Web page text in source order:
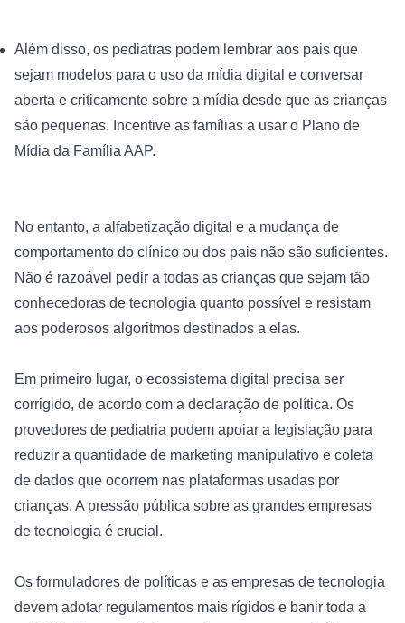
Além disso, os pediatras podem lembrar aos pais que
sejam modelos para o uso da mídia digital e conversar
aberta e criticamente sobre a mídia desde que as crianças
são pequenas. Incentive as famílias a usar o Plano de
Mídia da Família AAP.
No entanto, a alfabetização digital e a mudança de
comportamento do clínico ou dos pais não são suficientes.
Não é razoável pedir a todas as crianças que sejam tão
conhecedoras de tecnologia quanto possível e resistam
aos poderosos algoritmos destinados a elas.
Em primeiro lugar, o ecossistema digital precisa ser
corrigido, de acordo com a declaração de política. Os
provedores de pediatria podem apoiar a legislação para
reduzir a quantidade de marketing manipulativo e coleta
de dados que ocorrem nas plataformas usadas por
crianças. A pressão pública sobre as grandes empresas
de tecnologia é crucial.
Os formuladores de políticas e as empresas de tecnologia
devem adotar regulamentos mais rígidos e banir toda a